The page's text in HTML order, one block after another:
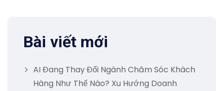
Bài viết mới
AI Đang Thay Đổi Ngành Chăm Sóc Khách
Hàng Như Thế Nào? Xu Hướng Doanh